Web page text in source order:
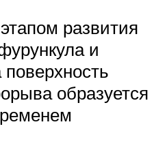
развития
и
поверхность
образуется